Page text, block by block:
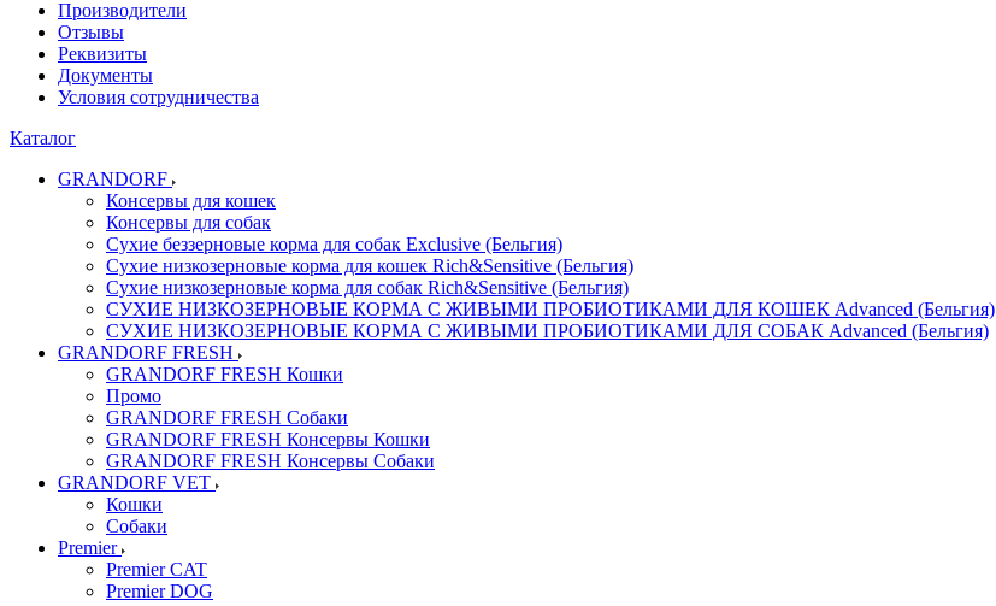
Производители
Отзывы
Реквизиты
Документы
Условия сотрудничества
Каталог
GRANDORF
Консервы для кошек
Консервы для собак
Сухие беззерновые корма для собак Exclusive (Бельгия)
Сухие низкозерновые корма для кошек Rich&Sensitive (Бельгия)
Сухие низкозерновые корма для собак Rich&Sensitive (Бельгия)
СУХИЕ НИЗКОЗЕРНОВЫЕ КОРМА С ЖИВЫМИ ПРОБИОТИКАМИ ДЛЯ КОШЕК Advanced (Бельгия)
СУХИЕ НИЗКОЗЕРНОВЫЕ КОРМА С ЖИВЫМИ ПРОБИОТИКАМИ ДЛЯ СОБАК Advanced (Бельгия)
GRANDORF FRESH
GRANDORF FRESH Кошки
Промо
GRANDORF FRESH Собаки
GRANDORF FRESH Консервы Кошки
GRANDORF FRESH Консервы Собаки
GRANDORF VET
Кошки
Собаки
Premier
Premier CAT
Premier DOG